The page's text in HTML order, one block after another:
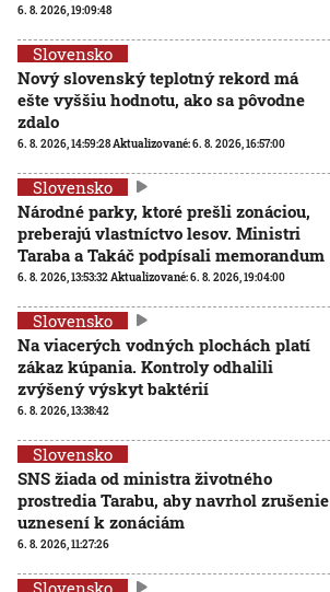
6. 8. 2026, 19:09:48
Slovensko
Nový slovenský teplotný rekord má
ešte vyššiu hodnotu, ako sa pôvodne
zdalo
6. 8. 2026, 14:59:28Aktualizované:6. 8. 2026, 16:57:00
Slovensko
Národné parky, ktoré prešli zonáciou,
preberajú vlastníctvo lesov. Ministri
Taraba a Takáč podpísali memorandum
6. 8. 2026, 13:53:32Aktualizované:6. 8. 2026, 19:04:00
Slovensko
Na viacerých vodných plochách platí
zákaz kúpania. Kontroly odhalili
zvýšený výskyt baktérií
6. 8. 2026, 13:38:42
Slovensko
SNS žiada od ministra životného
prostredia Tarabu, aby navrhol zrušenie
uznesení k zonáciám
6. 8. 2026, 11:27:26
Slovensko